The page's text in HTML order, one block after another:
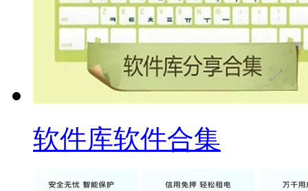
软件库软件合集